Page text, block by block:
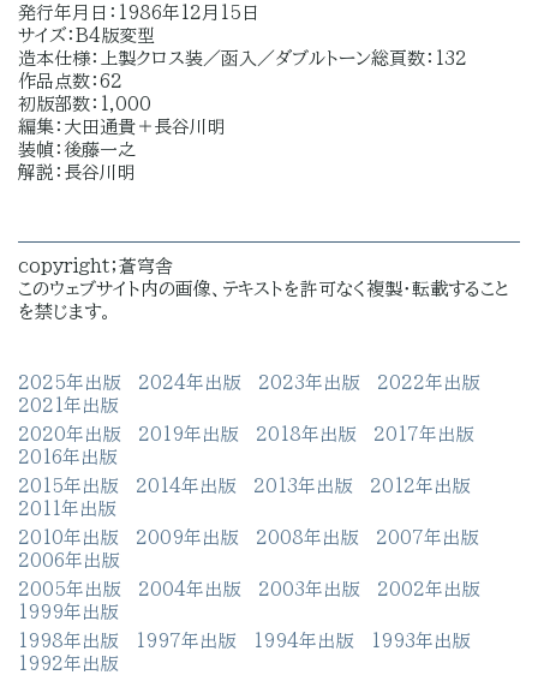
発行年月日：1986年12月15日
サイズ：B4版変型
造本仕様：上製クロス装／函入／ダブルトーン総頁数：132
作品点数：62
初版部数：1,000
編集：大田通貴＋長谷川明
装幀：後藤一之
解説：長谷川明
copyright；蒼穹舎
このウェブサイト内の画像、テキストを許可なく複製・転載すること
を禁じます。
2025年出版 2024年出版 2023年出版
2022年出版
2021年出版
2020年出版
2019年出版 2018年出版
2017年出版
2016年出版
2015年出版
2014年出版 2013年出版
2012年出版
2011年出版
2010年出版
2009年出版 2008年出版
2007年出版
2006年出版
2005年出版
2004年出版 2003年出版
2002年出版
1999年出版
1998年出版
1997年出版 1994年出版
1993年出版
1992年出版